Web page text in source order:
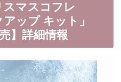
スマスコフレ
アップ キット」
】詳細情報